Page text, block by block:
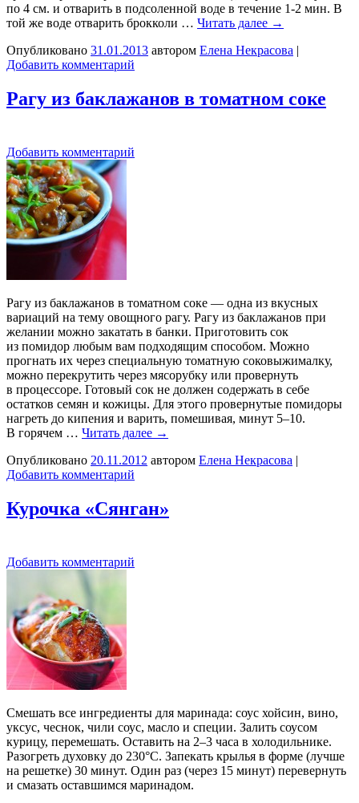
по 4 см. и отварить в подсоленной воде в течение 1-2 мин. В
той же воде отварить брокколи … Читать далее →
Опубликовано 31.01.2013 автором Елена Некрасова |
Добавить комментарий
Рагу из баклажанов в томатном соке
Добавить комментарий
Рагу из баклажанов в томатном соке — одна из вкусных
вариаций на тему овощного рагу. Рагу из баклажанов при
желании можно закатать в банки. Приготовить сок
из помидор любым вам подходящим способом. Можно
прогнать их через специальную томатную соковыжималку,
можно перекрутить через мясорубку или провернуть
в процессоре. Готовый сок не должен содержать в себе
остатков семян и кожицы. Для этого провернутые помидоры
нагреть до кипения и варить, помешивая, минут 5–10.
В горячем … Читать далее →
Опубликовано 20.11.2012 автором Елена Некрасова |
Добавить комментарий
Курочка «Сянган»
Добавить комментарий
Смешать все ингредиенты для маринада: соус хойсин, вино,
уксус, чеснок, чили соус, масло и специи. Залить соусом
курицу, перемешать. Оставить на 2–3 часа в холодильнике.
Разогреть духовку до 230°C. Запекать крылья в форме (лучше
на решетке) 30 минут. Один раз (через 15 минут) перевернуть
и смазать оставшимся маринадом.